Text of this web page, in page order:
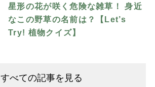
星形の花が咲く危険な雑草！ 身近
なこの野草の名前は？【Let’s
Try! 植物クイズ】
すべての記事を見る